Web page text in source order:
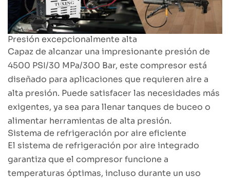
Presión excepcionalmente alta
Capaz de alcanzar una impresionante presión de
4500 PSI/30 MPa/300 Bar, este compresor está
diseñado para aplicaciones que requieren aire a
alta presión. Puede satisfacer las necesidades más
exigentes, ya sea para llenar tanques de buceo o
alimentar herramientas de alta presión.
Sistema de refrigeración por aire eficiente
El sistema de refrigeración por aire integrado
garantiza que el compresor funcione a
temperaturas óptimas, incluso durante un uso